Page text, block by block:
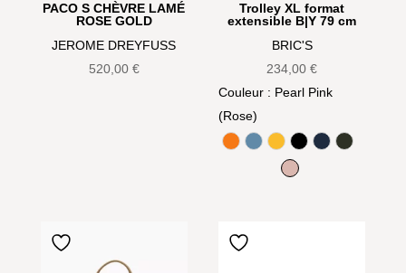
PACO S CHÈVRE LAMÉ
ROSE GOLD
JEROME DREYFUSS
520,00 €
Trolley XL format
extensible B|Y 79 cm
BRIC'S
234,00€
Couleur : Pearl Pink
(Rose)
Aranci (Orange)
Avio (Bleu Gris)
Mango (Jaune)
NoirOceano (Bleu
Olive
Pearl Pink (Rose)